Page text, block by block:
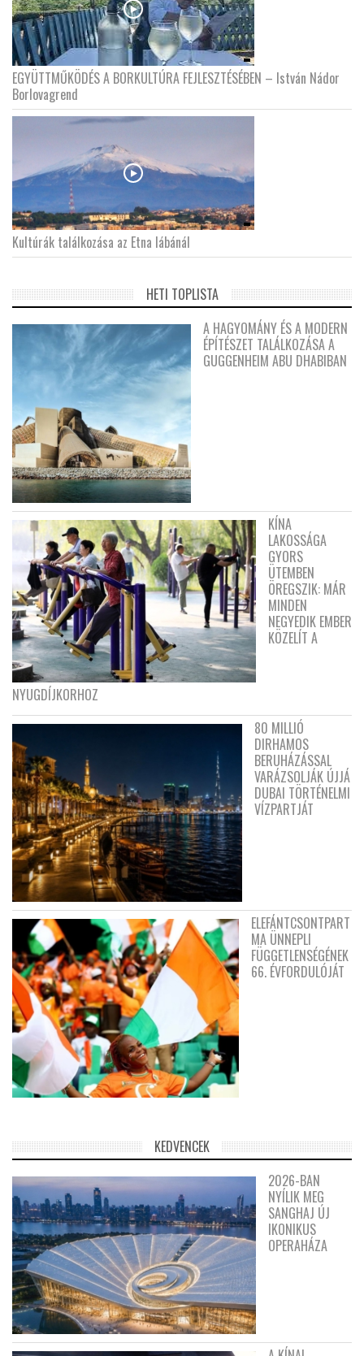
EGYÜTTMŰKÖDÉS A BORKULTÚRA FEJLESZTÉSÉBEN – István Nádor
Borlovagrend
Kultúrák találkozása az Etna lábánál
HETI TOPLISTA
A HAGYOMÁNY ÉS A MODERN
ÉPÍTÉSZET TALÁLKOZÁSA A
GUGGENHEIM ABU DHABIBAN
KÍNA
LAKOSSÁGA
GYORS
ÜTEMBEN
ÖREGSZIK: MÁR
MINDEN
NEGYEDIK EMBER
KÖZELÍT A
NYUGDÍJKORHOZ
80 MILLIÓ
DIRHAMOS
BERUHÁZÁSSAL
VARÁZSOLJÁK ÚJJÁ
DUBAI TÖRTÉNELMI
VÍZPARTJÁT
ELEFÁNTCSONTPART
MA ÜNNEPLI
FÜGGETLENSÉGÉNEK
66. ÉVFORDULÓJÁT
KEDVENCEK
2026-BAN
NYÍLIK MEG
SANGHAJ ÚJ
IKONIKUS
OPERAHÁZA